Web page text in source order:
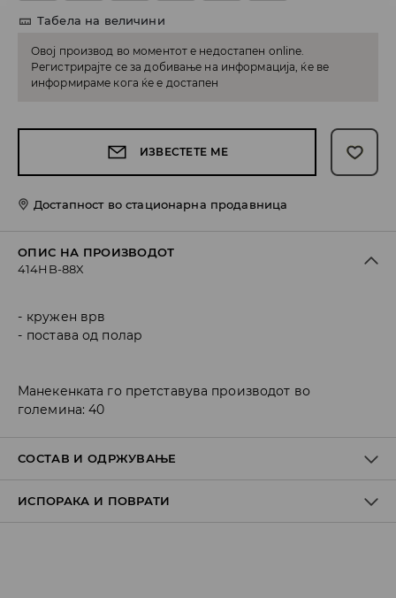
Табела на величини
Овој производ во моментот е недостапен online.
Регистрирајте се за добивање на информација, ќе ве
информираме кога ќе е достапен
ИЗВЕСТЕТЕ МЕ
Достапност во стационарна продавница
ОПИС НА ПРОИЗВОДОТ
414HB-88X
кружен врв
постава од полар
Манекенката го претставува производот во
големина: 40
СОСТАВ И ОДРЖУВАЊЕ
ГОРЕН: 100% ПОЛИЕСТЕР
ВЛОШКА: 100% ПОЛИЕСТЕР
ИСПОРАКА И ПОВРАТИ